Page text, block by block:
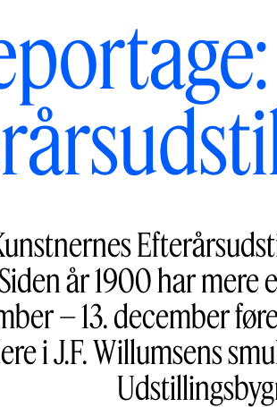
år 1900 har
– 13. december
i J.F. Willumsens